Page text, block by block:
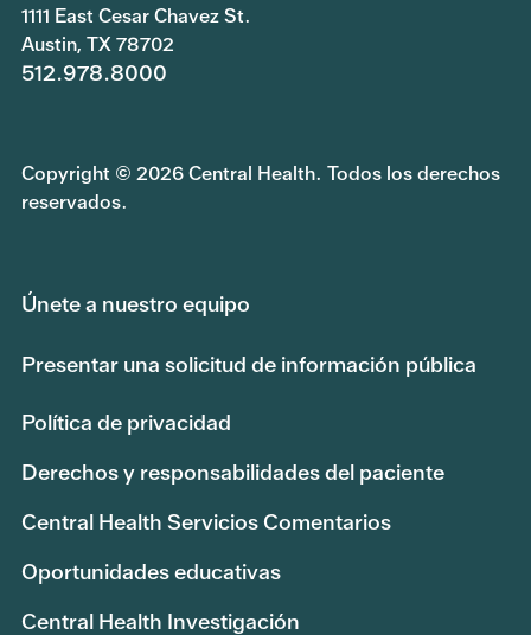
1111 East Cesar Chavez St.
Austin, TX 78702
512.978.8000
Copyright © 2026 Central Health. Todos los derechos
reservados.
Únete a nuestro equipo
Presentar una solicitud de información pública
Política de privacidad
Derechos y responsabilidades del paciente
Central Health Servicios Comentarios
Oportunidades educativas
Central Health Investigación